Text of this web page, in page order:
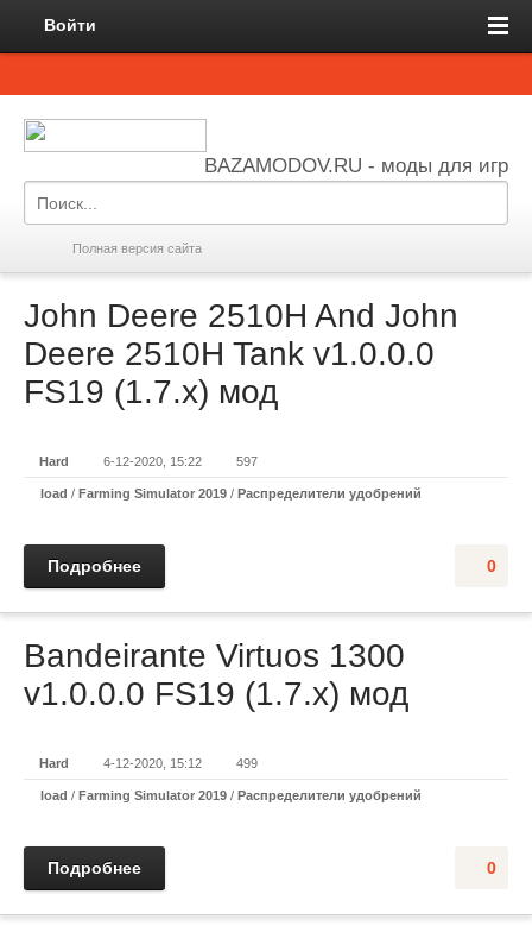
Войти
BAZAMODOV.RU - моды для игр
Полная версия сайта
John Deere 2510H And John
Deere 2510H Tank v1.0.0.0
FS19 (1.7.x) мод
Hard 6-12-2020, 15:22 597
load / Farming Simulator 2019 / Распределители удобрений
0
Подробнее
Bandeirante Virtuos 1300
v1.0.0.0 FS19 (1.7.x) мод
Hard 4-12-2020, 15:12 499
load / Farming Simulator 2019 / Распределители удобрений
0
Подробнее